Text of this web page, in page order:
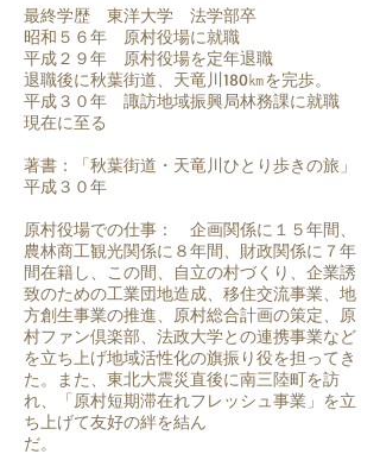
最終学歴 東洋大学 法学部卒
昭和５６年 原村役場に就職
平成２９年 原村役場を定年退職
退職後に秋葉街道、天竜川180㎞を完歩。
平成３０年 諏訪地域振興局林務課に就職
現在に至る
著書：「秋葉街道・天竜川ひとり歩きの旅」
平成３０年
原村役場での仕事： 企画関係に１５年間、
農林商工観光関係に８年間、財政関係に７年
間在籍し、この間、自立の村づくり、企業誘
致のための工業団地造成、移住交流事業、地
方創生事業の推進、原村総合計画の策定、原
村ファン倶楽部、法政大学との連携事業など
を立ち上げ地域活性化の旗振り役を担ってき
た。また、東北大震災直後に南三陸町を訪
れ、「原村短期滞在れフレッシュ事業」を立
ち上げて友好の絆を結ん
だ。